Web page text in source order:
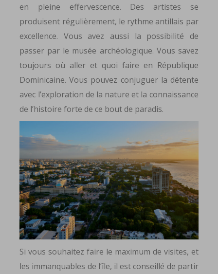
en pleine effervescence. Des artistes se
produisent régulièrement, le rythme antillais par
excellence. Vous avez aussi la possibilité de
passer par le musée archéologique. Vous savez
toujours où aller et quoi faire en République
Dominicaine. Vous pouvez conjuguer la détente
avec l’exploration de la nature et la connaissance
de l’histoire forte de ce bout de paradis.
Si vous souhaitez faire le maximum de visites, et
les immanquables de l’île, il est conseillé de partir